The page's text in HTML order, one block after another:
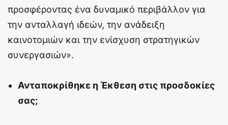
προσφέροντας ένα δυναμικό περιβάλλον για
την ανταλλαγή ιδεών, την ανάδειξη
καινοτομιών και την ενίσχυση στρατηγικών
συνεργασιών».
Ανταποκρίθηκε η Έκθεση στις προσδοκίες
σας;